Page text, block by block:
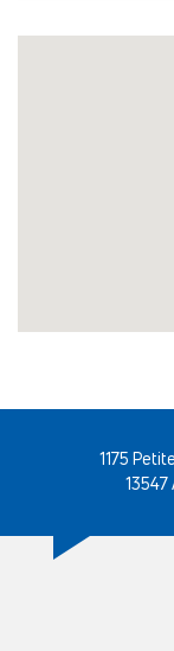
1175
13547